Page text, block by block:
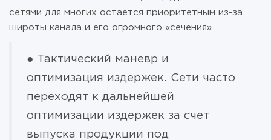
сетями для многих остается приоритетным из-за
широты канала и его огромного «сечения».
● Тактический маневр и
оптимизация издержек. Сети часто
переходят к дальнейшей
оптимизации издержек за счет
выпуска продукции под